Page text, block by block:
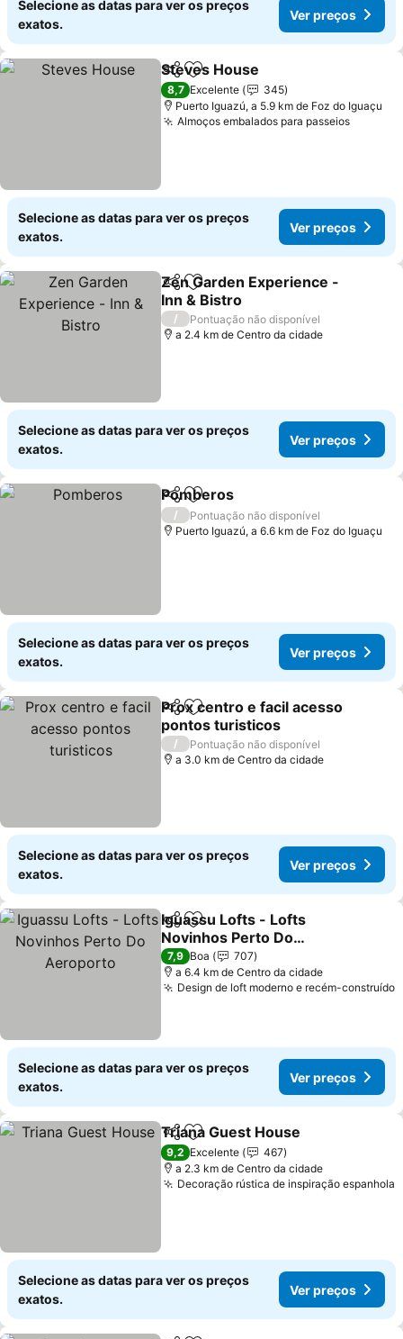
Selecione as datas para ver os preços
exatos.
Ver preços
PartilharAdicionar aos favoritos
Steves House
8,7 Excelente
345
Puerto Iguazú, a 5.9 km de Foz do Iguaçu
Almoços embalados para passeios
Selecione as datas para ver os preços
exatos.
Ver preços
PartilharAdicionar aos favoritos
Zen Garden Experience -
Inn & Bistro
/
Pontuação não disponível
a 2.4 km de Centro da cidade
Selecione as datas para ver os preços
exatos.
Ver preços
PartilharAdicionar aos favoritos
Pomberos
/
Pontuação não disponível
Puerto Iguazú, a 6.6 km de Foz do Iguaçu
Selecione as datas para ver os preços
exatos.
Ver preços
PartilharAdicionar aos favoritos
Prox centro e facil acesso
pontos turisticos
/
Pontuação não disponível
a 3.0 km de Centro da cidade
Selecione as datas para ver os preços
exatos.
Ver preços
PartilharAdicionar aos favoritos
Iguassu Lofts - Lofts
Novinhos Perto Do
Aeroporto
7,9 Boa
707
a 6.4 km de Centro da cidade
Design de loft moderno e recém-construído
Selecione as datas para ver os preços
exatos.
Ver preços
PartilharAdicionar aos favoritos
Triana Guest House
9,2 Excelente
467
a 2.3 km de Centro da cidade
Decoração rústica de inspiração espanhola
Selecione as datas para ver os preços
exatos.
Ver preços